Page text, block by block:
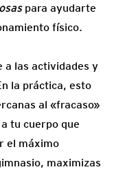
para ayudarte
físico.
a las actividades y
la práctica, esto
al «fracaso»
tu cuerpo que
el máximo
maximizas